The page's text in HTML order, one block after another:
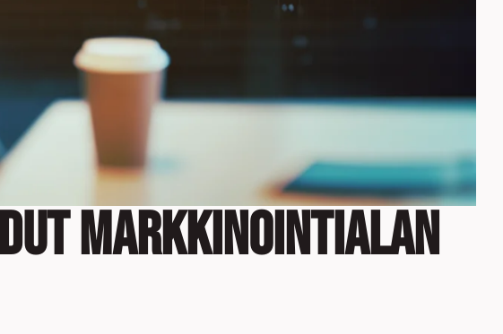
markkinointialan